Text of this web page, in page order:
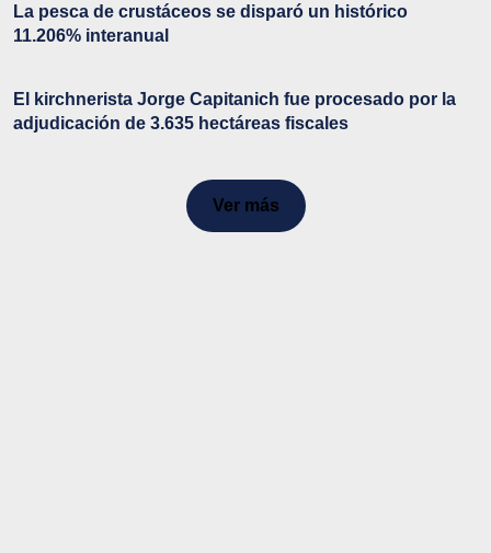
La pesca de crustáceos se disparó un histórico
11.206% interanual
El kirchnerista Jorge Capitanich fue procesado por la
adjudicación de 3.635 hectáreas fiscales
Ver más